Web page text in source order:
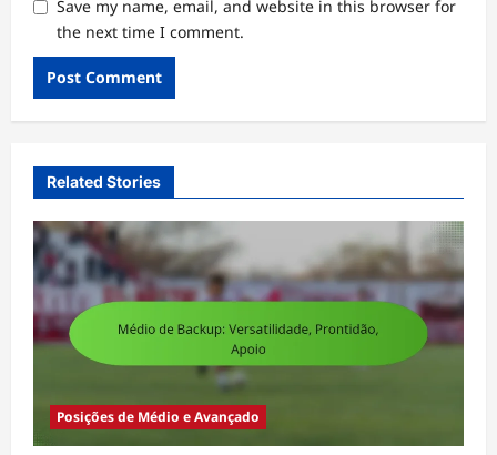
Save my name, email, and website in this browser for
the next time I comment.
Related Stories
Posições de Médio e Avançado